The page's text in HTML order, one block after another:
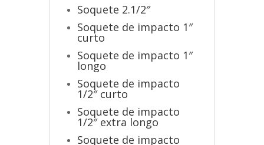
Soquete 2.1/2″
Soquete de impacto 1″
curto
Soquete de impacto 1″
longo
Soquete de impacto
1/2″ curto
Soquete de impacto
1/2″ extra longo
Soquete de impacto